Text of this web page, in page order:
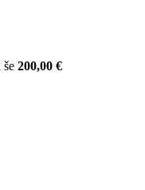
še200,00€